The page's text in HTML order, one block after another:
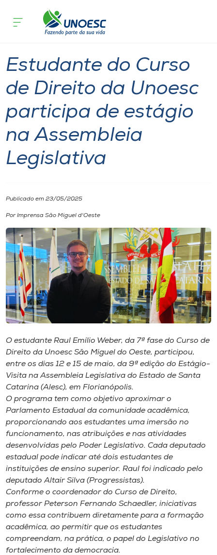
Cursos
Pesquisa
Atendimento ao Estudante
Portal de Ensino
Internacionalização
I.nova
Diplomados
Cultura
CPA
Biblioteca
Editora
Rádio
Museu
Unoesc
Store
Selecione
Estudante
Estudante do Curso
de Direito da Unoesc
participa de estágio
na Assembleia
Legislativa
Publicado em 23/05/2025
Por Imprensa São Miguel d'Oeste
O estudante Raul Emílio Weber, da 7ª fase do Curso de
Direito da Unoesc São Miguel do Oeste, participou,
entre os dias 12 e 15 de maio, da 9ª edição do Estágio-
Visita na Assembleia Legislativa do Estado de Santa
Catarina (Alesc), em Florianópolis.
O programa tem como objetivo aproximar o
Parlamento Estadual da comunidade acadêmica,
proporcionando aos estudantes uma imersão no
funcionamento, nas atribuições e nas atividades
desenvolvidas pelo Poder Legislativo. Cada deputado
estadual pode indicar até dois estudantes de
instituições de ensino superior. Raul foi indicado pelo
deputado Altair Silva (Progressistas).
Conforme o coordenador do Curso de Direito,
professor Peterson Fernando Schaedler, iniciativas
como essa contribuem diretamente para a formação
acadêmica, ao permitir que os estudantes
compreendam, na prática, o papel do Legislativo no
fortalecimento da democracia.